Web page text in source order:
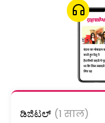
ಡಿಜಿಟಲ್ (1 साल)